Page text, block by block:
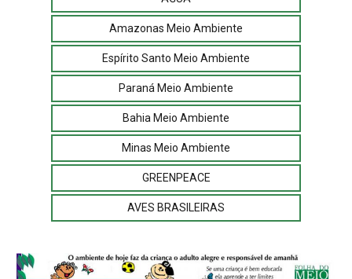
Amazonas Meio Ambiente
Espírito Santo Meio Ambiente
Paraná Meio Ambiente
Bahia Meio Ambiente
Minas Meio Ambiente
GREENPEACE
AVES BRASILEIRAS